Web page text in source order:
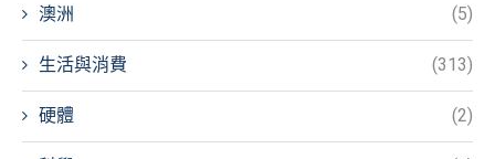
澳洲 (5)
生活與消費 (313)
硬體 (2)